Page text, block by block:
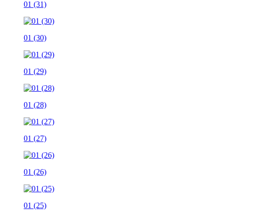
01 (31)
01 (30)
01 (29)
01 (28)
01 (27)
01 (26)
01 (25)